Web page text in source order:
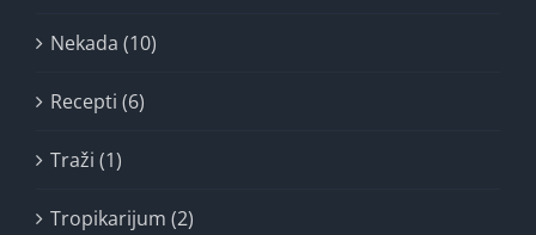
Nekada (10)
Recepti (6)
Traži (1)
Tropikarijum (2)